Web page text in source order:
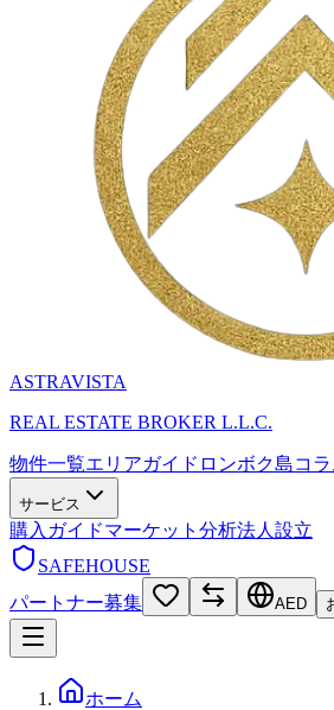
ASTRAVISTA
REAL ESTATE BROKER L.L.C.
物件一覧エリアガイド ロンボク島コ
サービス
購入ガイドマーケット分析法人設立
SAFEHOUSE
パートナー募集
AED
ホーム